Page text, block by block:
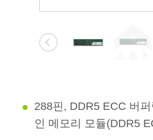
288핀, DDR5 ECC 버
인 메모리 모듈(DDR5